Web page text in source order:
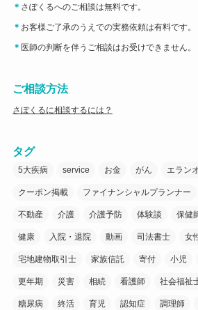
＊ さぽくるへのご相談は無料です。
＊ お客様ご了承のうえでの実務依頼は有料です。
＊ 医師の判断を伴うご相談はお受けできません。
ご相談方法
さぽくるに相談するには？
タグ
5大疾病 service お金 がん エラン
クーポン掲載 ファイナンシャルプランナー
不動産 介護 介護予防 体験談 保健
健康 入院・退院 動画 司法書士 女
宅地建物取引士 家族信託 寄付 小児
更年期 災害 相続 看護師 社会福祉
糖尿病 終活 育児 認知症 調理師